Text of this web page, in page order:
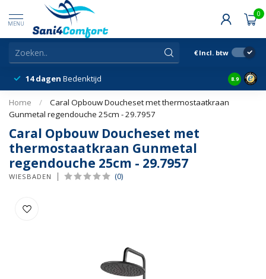
MENU
0
€ Incl. btw
14 dagen Bedenktijd Snelle
8.9
Home /
Caral Opbouw Doucheset met thermostaatkraan
Gunmetal regendouche 25cm - 29.7957
Caral Opbouw Doucheset met
thermostaatkraan Gunmetal
regendouche 25cm - 29.7957
WIESBADEN (0)